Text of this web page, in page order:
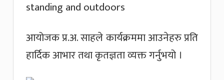
आयोजक प्र.अ. साहले कार्यक्रममा आउनेहरु प्रति
हार्दिक आभार तथा कृतज्ञता व्यक्त गर्नुभयो ।